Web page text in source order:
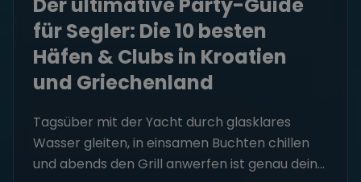
für Segler: Die 10 besten
Häfen & Clubs in Kroatien
und Griechenland
Tagsüber mit der Yacht durch glasklares
Wasser gleiten, in einsamen Buchten chillen
und abends den Grill anwerfen ist genau dein...